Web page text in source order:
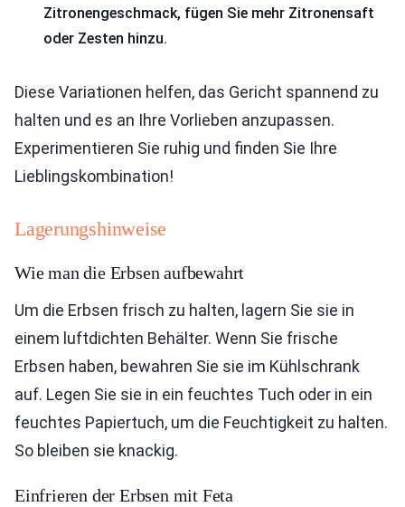
Zitronengeschmack, fügen Sie mehr Zitronensaft
oder Zesten hinzu.
Diese Variationen helfen, das Gericht spannend zu
halten und es an Ihre Vorlieben anzupassen.
Experimentieren Sie ruhig und finden Sie Ihre
Lieblingskombination!
Lagerungshinweise
Wie man die Erbsen aufbewahrt
Um die Erbsen frisch zu halten, lagern Sie sie in
einem luftdichten Behälter. Wenn Sie frische
Erbsen haben, bewahren Sie sie im Kühlschrank
auf. Legen Sie sie in ein feuchtes Tuch oder in ein
feuchtes Papiertuch, um die Feuchtigkeit zu halten.
So bleiben sie knackig.
Einfrieren der Erbsen mit Feta